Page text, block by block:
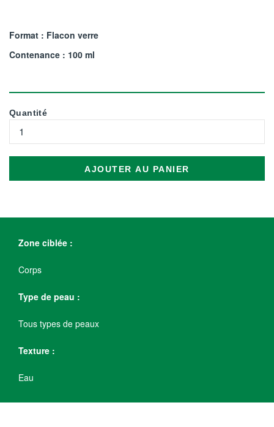
Format : Flacon verre
Contenance : 100 ml
Quantité
AJOUTER AU PANIER
Zone ciblée :
Corps
Type de peau :
Tous types de peaux
Texture :
Eau